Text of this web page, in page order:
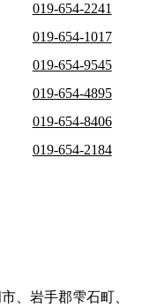
019-654-2241
019-654-1017
019-654-9545
019-654-4895
019-654-8406
019-654-2184
、岩手郡雫石町、